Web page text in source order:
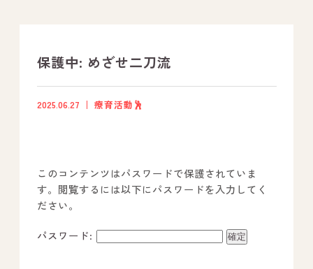
社内行事
事業所のご案内
－ オールピース宗像事業所
－ オールピース福津事業所
保護中: めざせ二刀流
2025.06.27 療育活動🕺
このコンテンツはパスワードで保護されていま
す。閲覧するには以下にパスワードを入力してく
ださい。
パスワード: